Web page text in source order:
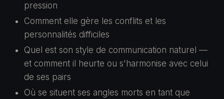
pression
Comment elle gère les conflits et les
personnalités difficiles
Quel est son style de communication naturel —
et comment il heurte ou s'harmonise avec celui
de ses pairs
Où se situent ses angles morts en tant que